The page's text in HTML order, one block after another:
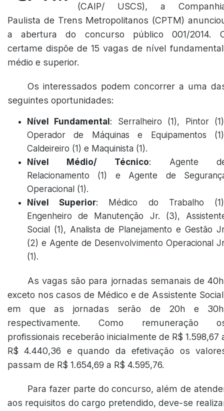
(CAIP/ USCS), a
Paulista de Trens Metropolitanos (CPTM)
a abertura do concurso público 001/2014.
certame dispõe de 15 vagas de nível
médio e superior.
Os interessados podem concorrer a uma
seguintes oportunidades:
Nível Fundamental : Serralheiro (1), Pintor
Operador de Máquinas e Equipamentos
Caldeireiro (1) e Maquinista (1).
Nível Médio/ Técnico: Agente
Relacionamento (1) e Agente de
Operacional (1).
Nível Superior: Médico do Trabalho
Engenheiro de Manutenção Jr. (3),
Social (1), Analista de Planejamento e Gestão
(2) e Agente de Desenvolvimento Operacional
(1).
As vagas são para jornadas semanais de
exceto nos casos de Médico e de Assistente
em que as jornadas serão de 20h e
respectivamente. Como remuneração
profissionais receberão inicialmente de R$ 1.598,67
R$ 4.440,36 e quando da efetivação os
passam de R$ 1.654,69 a R$ 4.595,76.
Para fazer parte do concurso, além de
aos requisitos do cargo pretendido, deve-se